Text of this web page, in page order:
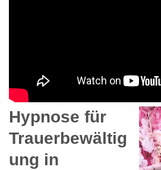
Hypnose für
Trauerbewältig
ung in